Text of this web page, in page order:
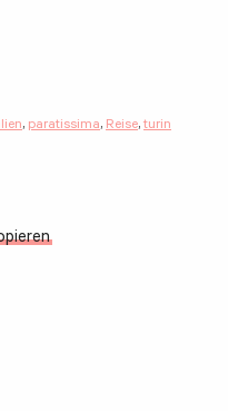
, paratissima, Reise, turin